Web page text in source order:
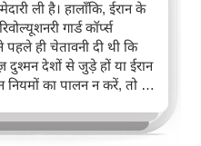
ली है। हालाँकि, ईरान के
गार्ड कॉर्प्स
ही चेतावनी दी थी कि
दुश्मन देशों से जुड़े हों या ईरान
नियमों का पालन न करें, तो वे
कार्रवाई कर सकते हैं।